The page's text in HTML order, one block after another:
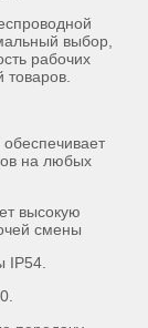
выбор,
рабочих
на любых
высокую
смены
IP54.